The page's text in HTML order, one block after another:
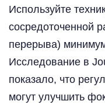
Используйте
сосредоточенной
перерыва)
Исследование в
показало, что
могут улучшить